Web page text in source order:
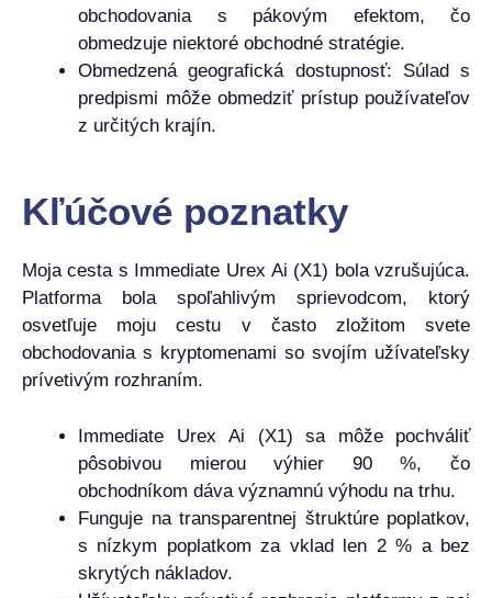
obchodovania s pákovým efektom, čo
obmedzuje niektoré obchodné stratégie.
Obmedzená geografická dostupnosť: Súlad s
predpismi môže obmedziť prístup používateľov
z určitých krajín.
Kľúčové poznatky
Moja cesta s Immediate Urex Ai (X1) bola vzrušujúca.
Platforma bola spoľahlivým sprievodcom, ktorý
osvetľuje moju cestu v často zložitom svete
obchodovania s kryptomenami so svojím užívateľsky
prívetivým rozhraním.
Immediate Urex Ai (X1) sa môže pochváliť
pôsobivou mierou výhier 90 %, čo
obchodníkom dáva významnú výhodu na trhu.
Funguje na transparentnej štruktúre poplatkov,
s nízkym poplatkom za vklad len 2 % a bez
skrytých nákladov.